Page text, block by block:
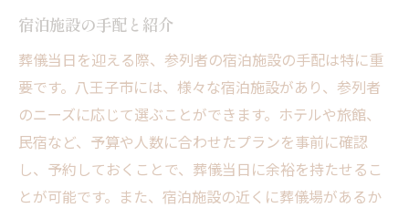
宿泊施設の手配と紹介
葬儀当日を迎える際、参列者の宿泊施設の手配は特に重
要です。八王子市には、様々な宿泊施設があり、参列者
のニーズに応じて選ぶことができます。ホテルや旅館、
民宿など、予算や人数に合わせたプランを事前に確認
し、予約しておくことで、葬儀当日に余裕を持たせるこ
とが可能です。また、宿泊施設の近くに葬儀場があるか